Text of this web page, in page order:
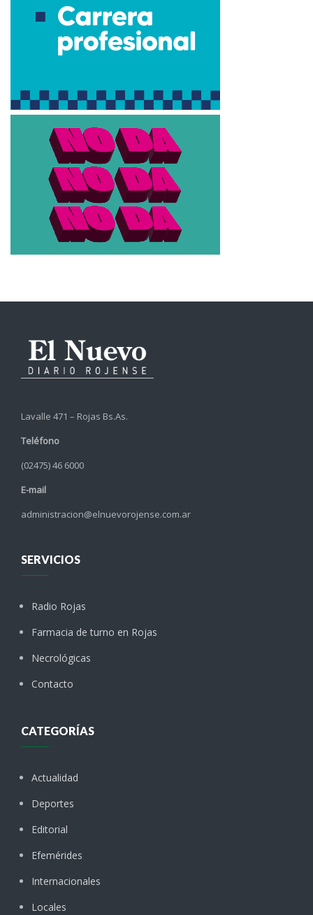
Lavalle 471 – Rojas Bs.As.
Teléfono
(02475) 46 6000
E-mail
administracion@elnuevorojense.com.ar
SERVICIOS
Radio Rojas
Farmacia de turno en Rojas
Necrológicas
Contacto
CATEGORÍAS
Actualidad
Deportes
Editorial
Efemérides
Internacionales
Locales